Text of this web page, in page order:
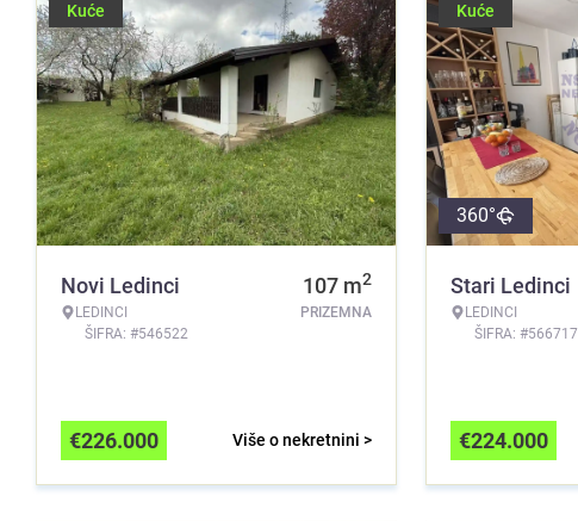
Kuće
Novi Ledinci
LEDINCI
ŠIFRA: #546522
107 m2
PRIZEMNA
Više o nekretnini >
€226.000
Kuće
360°
Stari Ledinci
LEDINCI
ŠIFRA: #566717
€224.000